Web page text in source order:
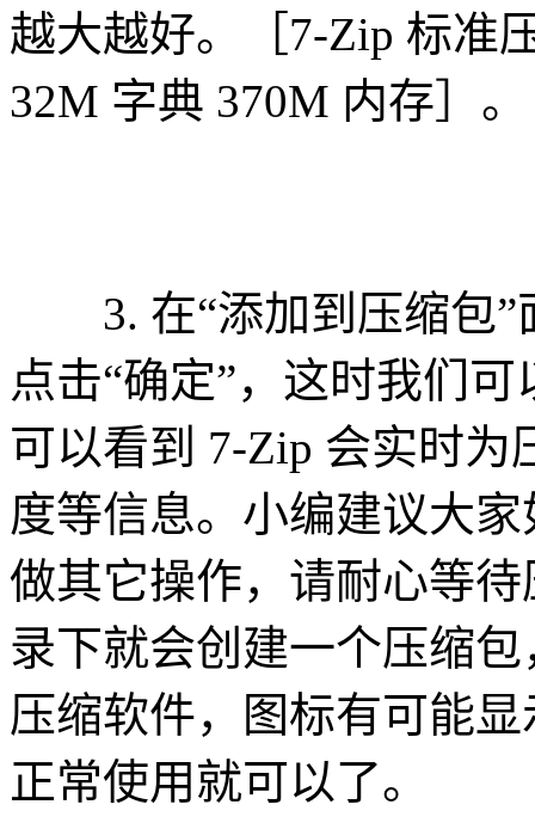
越大越好。［7-Zip 标准
32M 字典 370M 内存］。
3. 在“添加到压缩包”
点击“确定”，这时我们
可以看到 7-Zip 会实时
度等信息。小编建议大
做其它操作，请耐心等
录下就会创建一个压缩
压缩软件，图标有可能
正常使用就可以了。